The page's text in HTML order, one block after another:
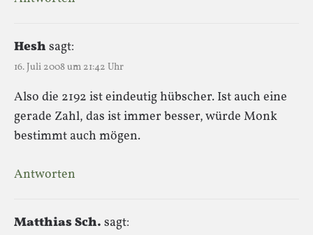
Hesh sagt:
16. Juli 2008 um 21:42 Uhr
Also die 2192 ist eindeutig hübscher. Ist auch eine
gerade Zahl, das ist immer besser, würde Monk
bestimmt auch mögen.
Antworten
Matthias Sch. sagt: